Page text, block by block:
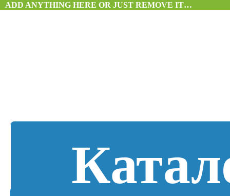
ADD ANYTHING HERE OR JUST REMOVE IT…